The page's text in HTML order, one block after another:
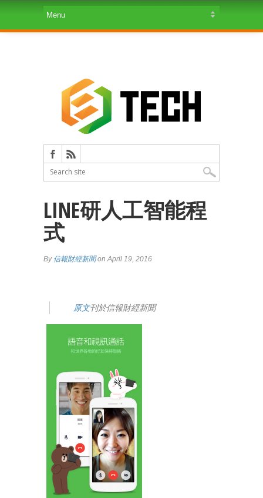
LINE研人工智能程
式
By 信報財經新聞on April 19, 2016
原文刊於信報財經新聞